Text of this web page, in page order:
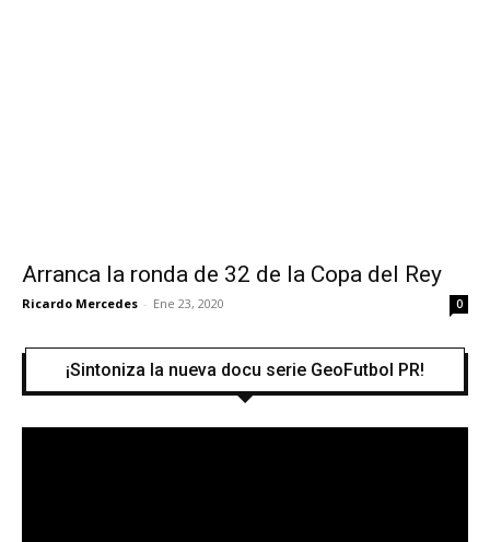
Arranca la ronda de 32 de la Copa del Rey
Ricardo Mercedes - Ene 23, 2020 0
¡Sintoniza la nueva docu serie GeoFutbol PR!